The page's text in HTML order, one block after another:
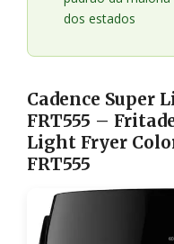
dos estados
Cadence Super
FRT555 –
Light Fryer
FRT555